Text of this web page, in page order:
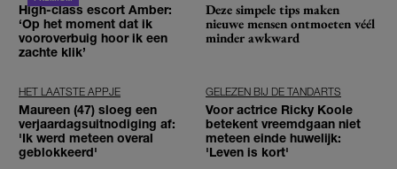
High-class escort Amber:
‘Op het moment dat ik
vooroverbuig hoor ik een
zachte klik’
Deze simpele tips maken
nieuwe mensen ontmoeten véél
minder awkward
HET LAATSTE APPJE
Maureen (47) sloeg een
verjaardagsuitnodiging af:
'Ik werd meteen overal
geblokkeerd'
GELEZEN BIJ DE TANDARTS
Voor actrice Ricky Koole
betekent vreemdgaan niet
meteen einde huwelijk:
'Leven is kort'